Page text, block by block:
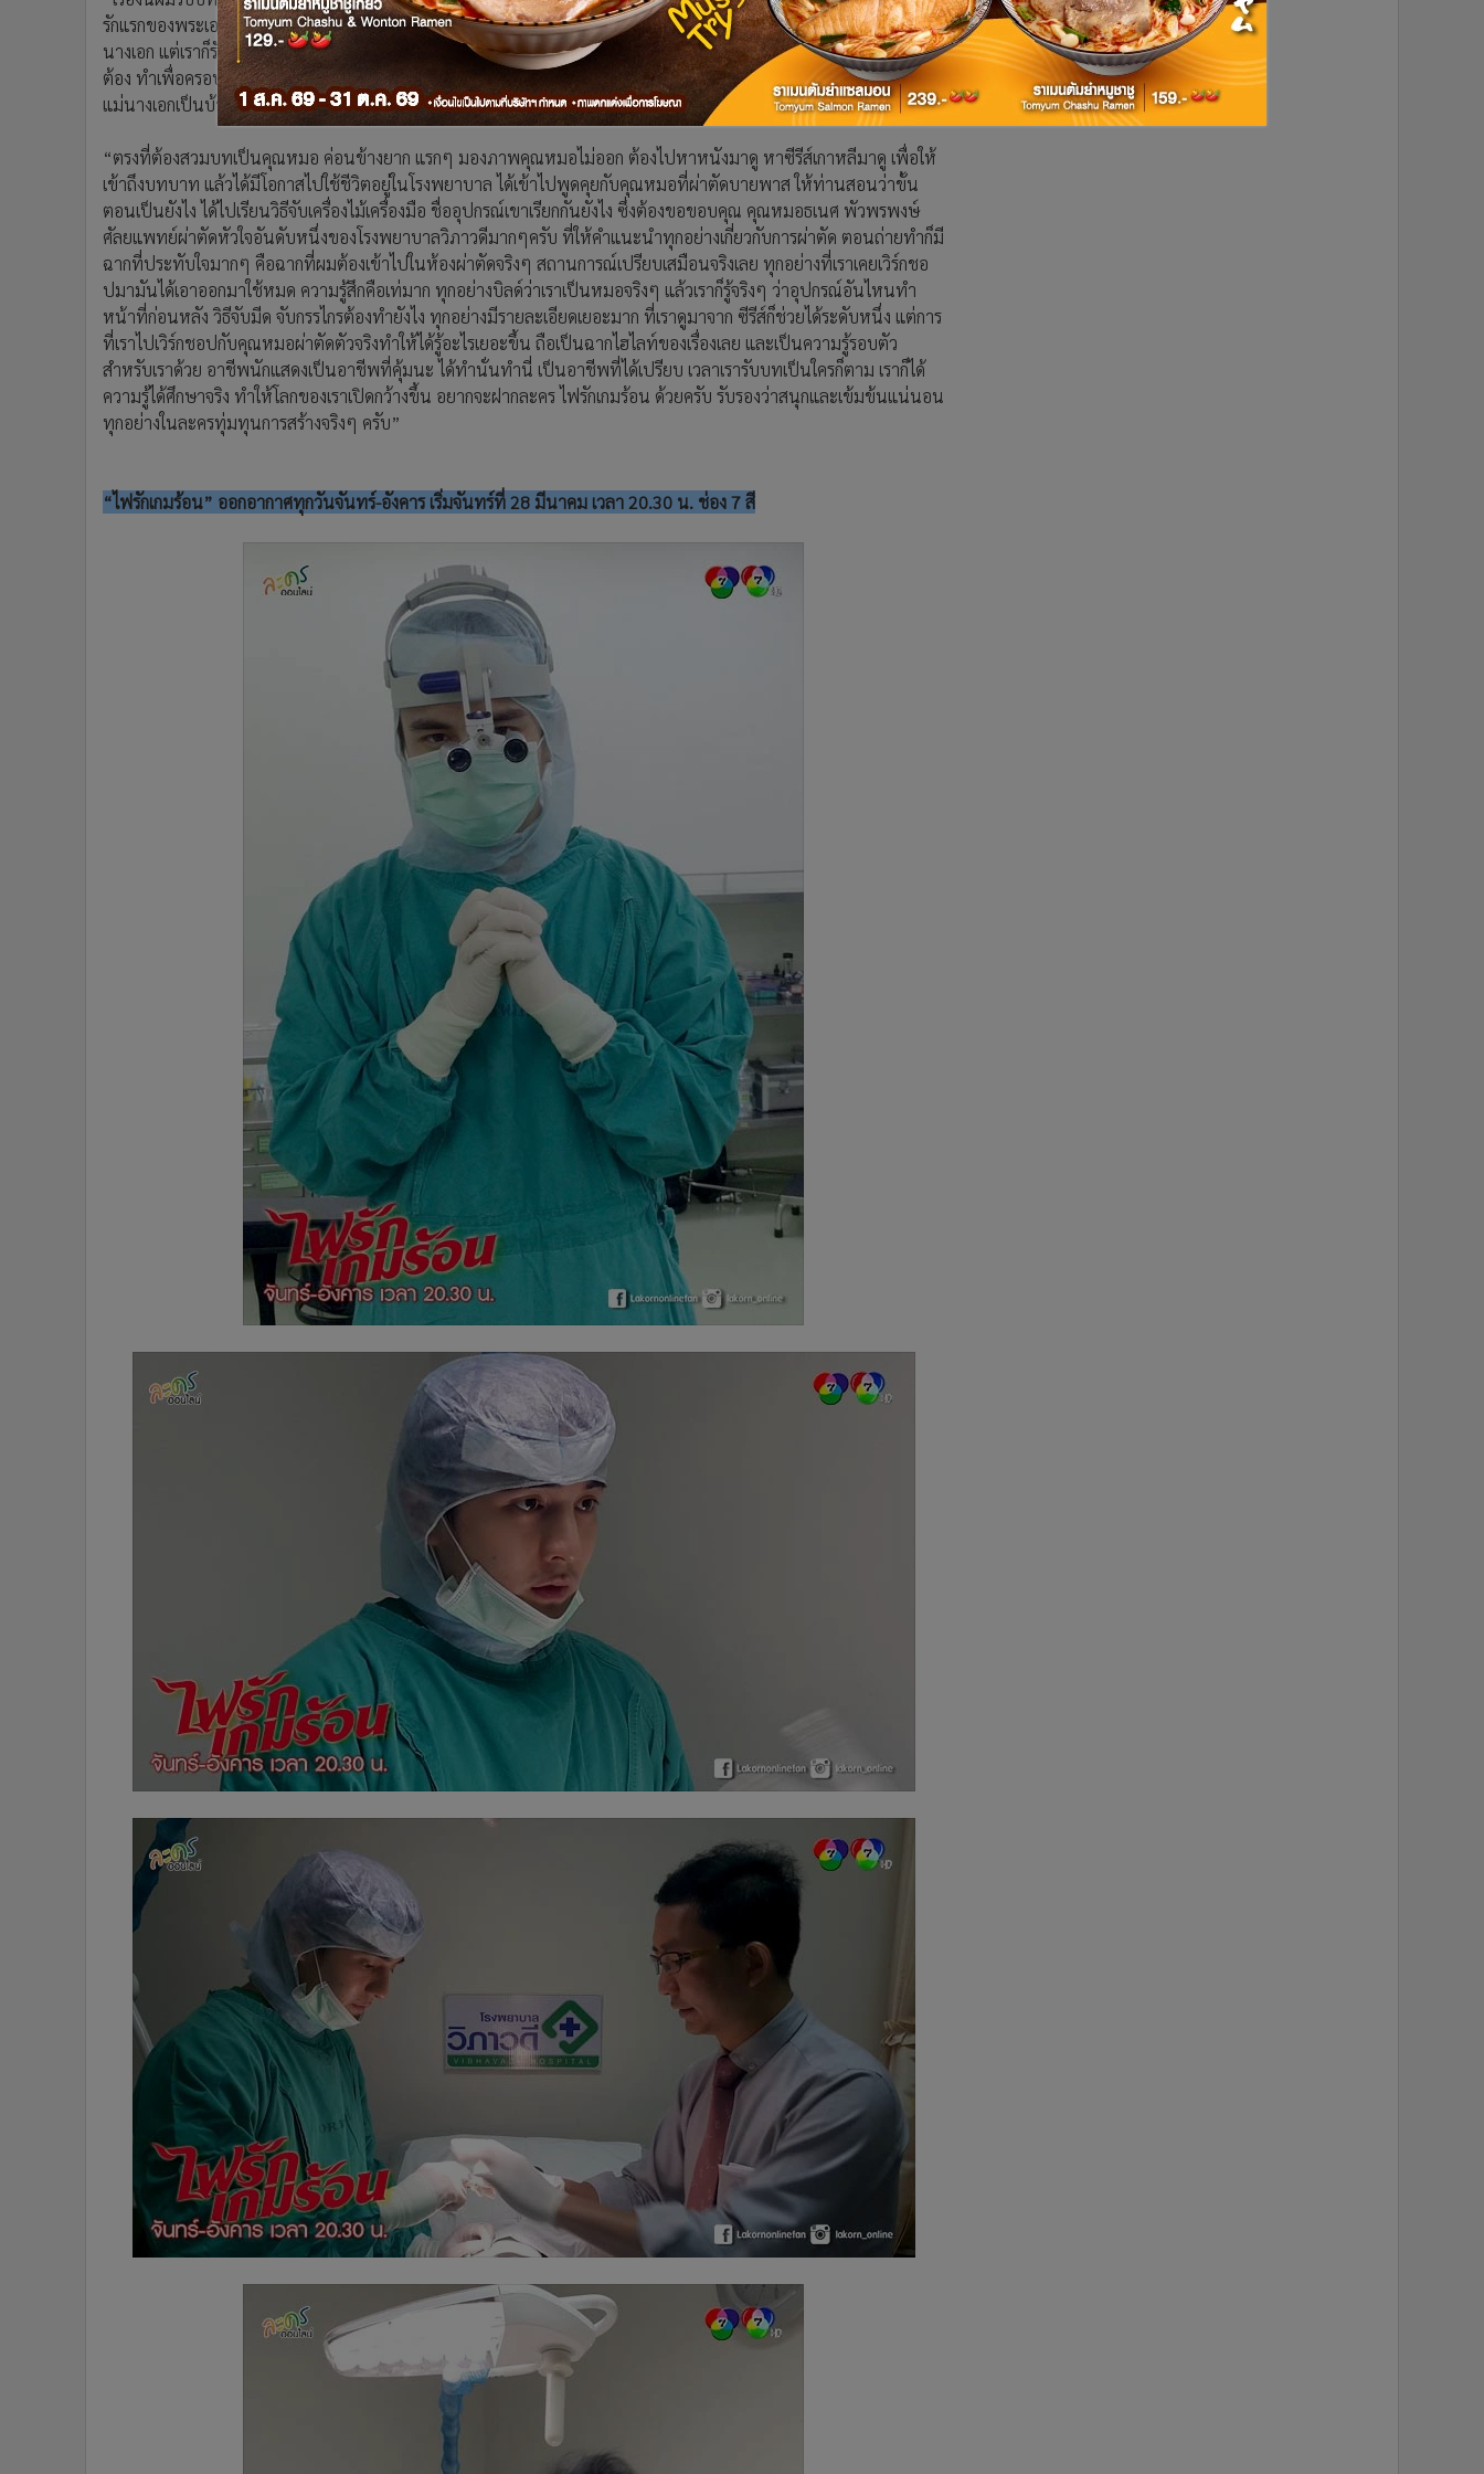
รักแรกของพระเอก ตัวนางเอกจะเห็นว่าเราเป็นพี่ชายที่แสนดี แต่มีความจริงที่นางเอกยังไม่รู้ คือ แม่เราเป็นบ้านเล็กของพ่อ
นางเอก แต่เราก็รักนางเอก มันเป็นเรื่องราวของความถูกต้องมากกว่า ว่าปาณัทจะเลือกทำตามใจตัวเองหรือทำเพื่อความถูก
ต้อง ทำเพื่อครอบครัว เรื่องทั้งหมดเกิดมาจากความรักของปาณัททั้งนั้น เพราะเดี๋ยวจะต้องมีจุดที่ครอบครัวนางเอกแตกแยก
แม่นางเอกเป็นบ้า น้องสาวนางเอกหนึออกจากบ้าน เป็นจุดที่ทำให้เกิดการแก้แค้น”
“ตรงที่ต้องสวมบทเป็นคุณหมอ ค่อนข้างยาก แรกๆ มองภาพคุณหมอไม่ออก ต้องไปหาหนังมาดู หาซีรีส์เกาหลีมาดู เพื่อให้
เข้าถึงบทบาท แล้วได้มีโอกาสไปใช้ชีวิตอยู่ในโรงพยาบาล ได้เข้าไปพูดคุยกับคุณหมอที่ผ่าตัดบายพาส ให้ท่านสอนว่าขั้น
ตอนเป็นยังไง ได้ไปเรียนวิธีจับเครื่องไม้เครื่องมือ ชื่ออุปกรณ์เขาเรียกกันยังไง ซึ่งต้องขอขอบคุณ คุณหมอธเนศ พัวพรพงษ์
ศัลยแพทย์ผ่าตัดหัวใจอันดับหนึ่งของโรงพยาบาลวิภาวดีมากๆครับ ที่ให้คำแนะนำทุกอย่างเกี่ยวกับการผ่าตัด ตอนถ่ายทำก็มี
ฉากที่ประทับใจมากๆ คือฉากที่ผมต้องเข้าไปในห้องผ่าตัดจริงๆ สถานการณ์เปรียบเสมือนจริงเลย ทุกอย่างที่เราเคยเวิร์กชอ
ปมามันได้เอาออกมาใช้หมด ความรู้สึกคือเท่มาก ทุกอย่างบิลด์ว่าเราเป็นหมอจริงๆ แล้วเราก็รู้จริงๆ ว่าอุปกรณ์อันไหนทำ
หน้าที่ก่อนหลัง วิธีจับมีด จับกรรไกรต้องทำยังไง ทุกอย่างมีรายละเอียดเยอะมาก ที่เราดูมาจาก ซีรีส์ก็ช่วยได้ระดับหนึ่ง แต่การ
ที่เราไปเวิร์กชอปกับคุณหมอผ่าตัดตัวจริงทำให้ได้รู้อะไรเยอะขึ้น ถือเป็นฉากไฮไลท์ของเรื่องเลย และเป็นความรู้รอบตัว
สำหรับเราด้วย อาชีพนักแสดงเป็นอาชีพที่คุ้มนะ ได้ทำนั่นทำนี่ เป็นอาชีพที่ได้เปรียบ เวลาเรารับบทเป็นใครก็ตาม เราก็ได้
ความรู้ได้ศึกษาจริง ทำให้โลกของเราเปิดกว้างขึ้น อยากจะฝากละคร ไฟรักเกมร้อน ด้วยครับ รับรองว่าสนุกและเข้มข้นแน่นอน
ทุกอย่างในละครทุ่มทุนการสร้างจริงๆ ครับ”
“ไฟรักเกมร้อน” ออกอากาศทุกวันจันทร์-อังคาร เริ่มจันทร์ที่ 28 มีนาคม เวลา 20.30 น. ช่อง 7 สี